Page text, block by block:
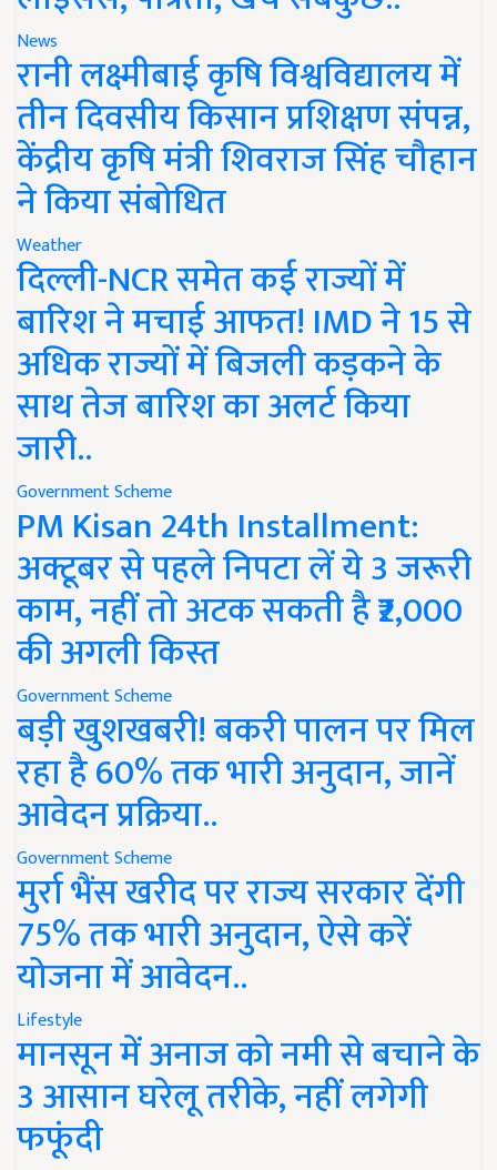
News
रानी लक्ष्मीबाई कृषि विश्वविद्यालय में
तीन दिवसीय किसान प्रशिक्षण संपन्न,
केंद्रीय कृषि मंत्री शिवराज सिंह चौहान
ने किया संबोधित
Weather
दिल्ली-NCR समेत कई राज्यों में
बारिश ने मचाई आफत! IMD ने 15 से
अधिक राज्यों में बिजली कड़कने के
साथ तेज बारिश का अलर्ट किया
जारी..
Government Scheme
PM Kisan 24th Installment:
अक्टूबर से पहले निपटा लें ये 3 जरूरी
काम, नहीं तो अटक सकती है ₹2,000
की अगली किस्त
Government Scheme
बड़ी खुशखबरी! बकरी पालन पर मिल
रहा है 60% तक भारी अनुदान, जानें
आवेदन प्रक्रिया..
Government Scheme
मुर्रा भैंस खरीद पर राज्य सरकार देंगी
75% तक भारी अनुदान, ऐसे करें
योजना में आवेदन..
Lifestyle
मानसून में अनाज को नमी से बचाने के
3 आसान घरेलू तरीके, नहीं लगेगी
फफूंदी